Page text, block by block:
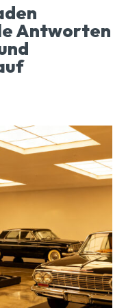
Antworten